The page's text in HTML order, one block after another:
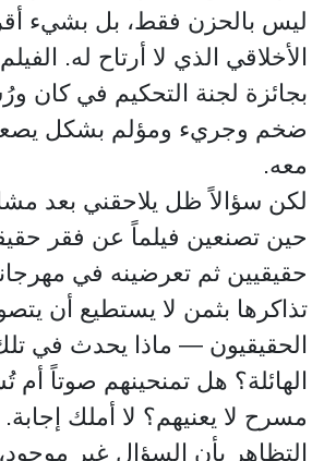
ليس بالحزن فقط، بل بشيء
الأخلاقي الذي لا أرتاح له.
بجائزة لجنة التحكيم في كان
ضخم وجريء ومؤلم بشكل
معه.
لكن سؤالاً ظل يلاحقني بعد
حين تصنعين فيلماً عن فقر
حقيقيين ثم تعرضينه في
تذاكرها بثمن لا يستطيع أن
الحقيقيون — ماذا يحدث في
الهائلة؟ هل تمنحينهم صوتاً أم
مسرح لا يعنيهم؟ لا أملك
التظاهر بأن السؤال غير